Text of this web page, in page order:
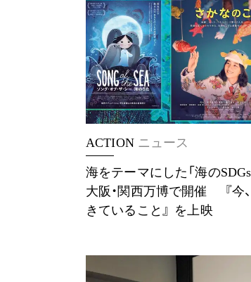
ACTION ニュース
海をテーマにした「海の
大阪・関西万博で開催 『今
きていること』 を上映